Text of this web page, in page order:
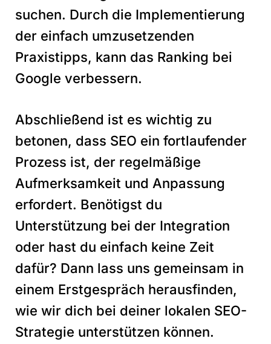
suchen. Durch die Implementierung
der einfach umzusetzenden
Praxistipps, kann das Ranking bei
Google verbessern.
Abschließend ist es wichtig zu
betonen, dass SEO ein fortlaufender
Prozess ist, der regelmäßige
Aufmerksamkeit und Anpassung
erfordert. Benötigst du
Unterstützung bei der Integration
oder hast du einfach keine Zeit
dafür? Dann lass uns gemeinsam in
einem Erstgespräch herausfinden,
wie wir dich bei deiner lokalen SEO-
Strategie unterstützen können.